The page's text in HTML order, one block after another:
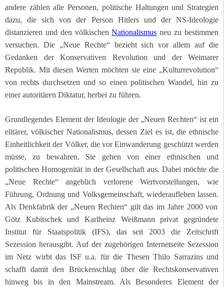
andere zählen alle Personen, politische Haltungen und Strategien
dazu, die sich von der Person Hitlers und der NS-Ideologie
distanzieren und den völkischenNationalismus neu zu bestimmen
versuchen. Die „Neue Rechte“ bezieht sich vor allem auf die
Gedanken der Konservativen Revolution und der Weimarer
Republik. Mit diesen Werten möchten sie eine „Kulturrevolution“
von rechts durchsetzen und so einen politischen Wandel, hin zu
einer autoritären Diktatur, herbei zu führen.
Grundlegendes Element der Ideologie der „Neuen Rechten“ ist ein
elitärer, völkischer Nationalismus, dessen Ziel es ist, die ethnische
Einheitlichkeit der Völker, die vor Einwanderung geschützt werden
müsse, zu bewahren. Sie gehen von einer ethnischen und
politischen Homogenität in der Gesellschaft aus. Dabei möchte die
„Neue Rechte“ angeblich verlorene Wertvorstellungen, wie
Führung, Ordnung und Volksgemeinschaft, wiederaufleben lassen.
Als Denkfabrik der „Neuen Rechten“ gilt das im Jahre 2000 von
Götz Kubitschek und Karlheinz Weißmann privat gegründete
Institut für Staatspolitik (IFS), das seit 2003 die Zeitschrift
Sezession herausgibt. Auf der zugehörigen Internetseite Sezession
im Netz wirbt das ISF u.a. für die Thesen Thilo Sarrazins und
schafft damit den Brückenschlag über die Rechtskonservativen
hinweg bis in den Mainstream. Als Besonderes Element der